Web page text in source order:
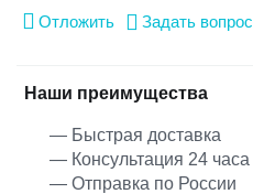
Отложить Задать вопрос
Наши преимущества
— Быстрая доставка
— Консультация 24 часа
— Отправка по России